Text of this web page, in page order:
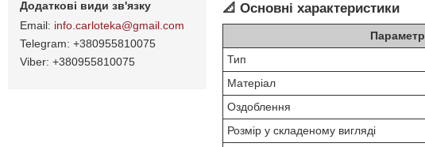
📐 Основні характеристики
Параметр
Тип
Матеріал
Оздоблення
Розмір у складеному вигляді
info.carloteka@gmail.com
+380955810075
+380955810075